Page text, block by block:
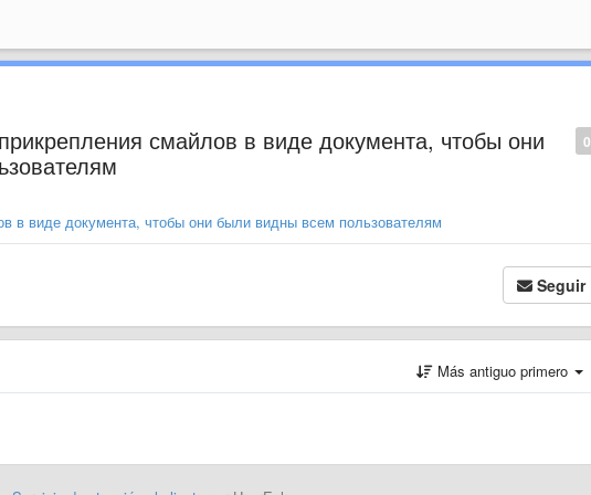
0
смайлов в виде документа, чтобы они
в виде документа, чтобы они были видны всем пользователям
Seguir
Más antiguo primero